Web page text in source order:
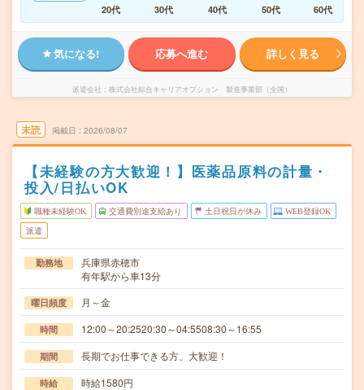
20代
30代 40代 50代 60代
気になる! 応募へ進む 詳しく見る
派遣会社 株式会社綜合キャリアオプション 製造事業部（全国）
未読 掲載日 2026/08/07
【未経験の方大歓迎！】医薬品原料の計量・
投入/日払いOK
職種未経験OK 交通費別途支給あり 土日祝日が休み WEB登録OK
派遣
勤務地
兵庫県赤穂市
有年駅から車13分
曜日頻度 月～金
時間 12:00～20:2520:30～04:5508:30～16:55
期間 長期でお仕事できる方、大歓迎！
時給 時給1580円